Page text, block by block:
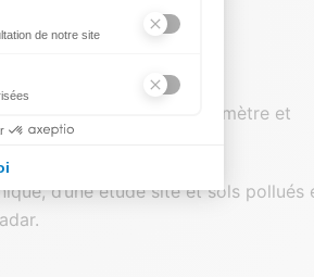
la mise en place d’un
à l’aide d’un tachéomètre et
d’une étude site et sols pollués
de notre site
moteur de recherche Google. Il permet de